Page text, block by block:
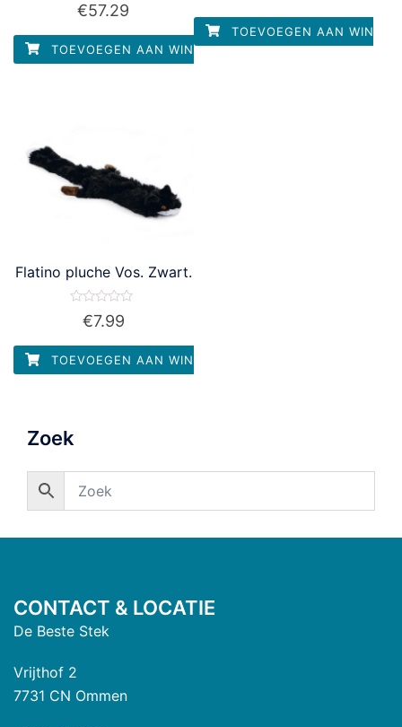
5
€57.29
TOEVOEGEN AAN WINKELWAGEN
5
TOEVOEGEN AAN
Flatino pluche Vos. Zwart.
Waardering
5
€7.99
TOEVOEGEN AAN WINKELWAGEN
Zoek
CONTACT & LOCATIE
De Beste Stek
Vrijthof 2
7731 CN Ommen